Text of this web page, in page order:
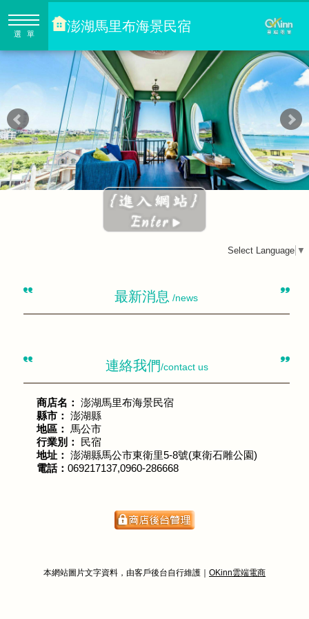
選單 澎湖馬里布海景民宿
Select Language ▼
最新消息 /news
連絡我們/contact us
商店名： 澎湖馬里布海景民宿
縣市： 澎湖縣
地區：
馬公市
行業別：
民宿
地址： 澎湖縣馬公市東衛里5-8號(東衛石雕公園)
電話： 069217137,0960-286668
本網站圖片文字資料，由客戶後台自行維護｜ OKinn雲端電商